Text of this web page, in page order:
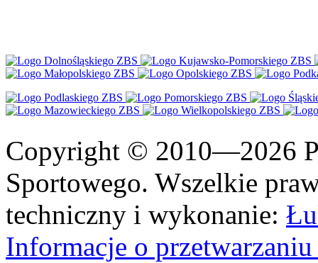
Copyright © 2010—2026
Sportowego. Wszelkie
techniczny i wykonanie:
Informacje o